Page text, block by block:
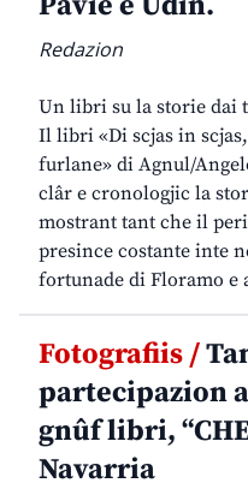
Redazion
Un libri su la storie dai
Il libri «Di scjas in
furlane» di Agnul/
clâr e cronologjic la
mostrant tant che il
presince costante inte
fortunade di Floramo e
Fotografiis /
partecipazion
gnûf libri,
Navarria